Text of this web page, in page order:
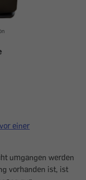
einer
umgangen werden
vorhanden ist, ist